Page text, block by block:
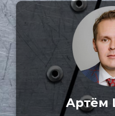
Артём